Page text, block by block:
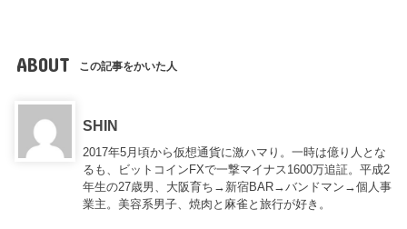
ABOUT この記事をかいた人
SHIN
2017年5月頃から仮想通貨に激ハマり。一時は億り人とな
るも、ビットコインFXで一撃マイナス1600万追証。平成2
年生の27歳男、大阪育ち→新宿BAR→バンドマン→個人事
業主。美容系男子、焼肉と麻雀と旅行が好き。